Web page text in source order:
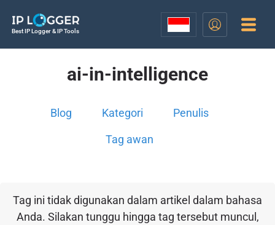
Best IP Logger & IP Tools
ai-in-intelligence
Blog Kategori Penulis
Tag awan